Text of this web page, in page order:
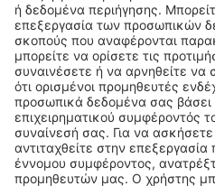
Προσπαθήστε να κάνετε
Copyright © eSky.gr. Με την